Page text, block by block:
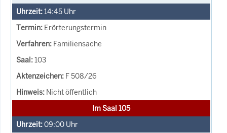
14:45 Uhr
Erörterungstermin
Familiensache
103
F 508/26
Nicht öffentlich
Im Saal 105
09:00 Uhr